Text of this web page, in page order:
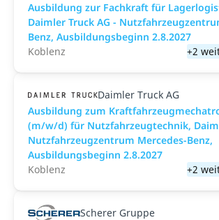
Ausbildung zur Fachkraft für
Daimler Truck AG -
Benz, Ausbildungsbeginn 2.8.2027
Koblenz
+2
Daimler Truck AG
Ausbildung zum
(m/w/d) für Nutzfahrzeugtechnik,
Nutzfahrzeugzentrum Mercedes-Benz,
Ausbildungsbeginn 2.8.2027
Koblenz
+2
Scherer Gruppe